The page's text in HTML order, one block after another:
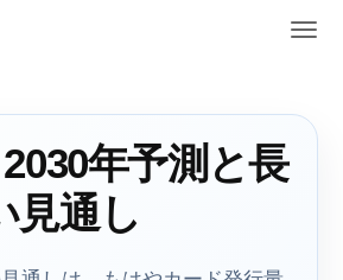
T
年予測と長
見通し